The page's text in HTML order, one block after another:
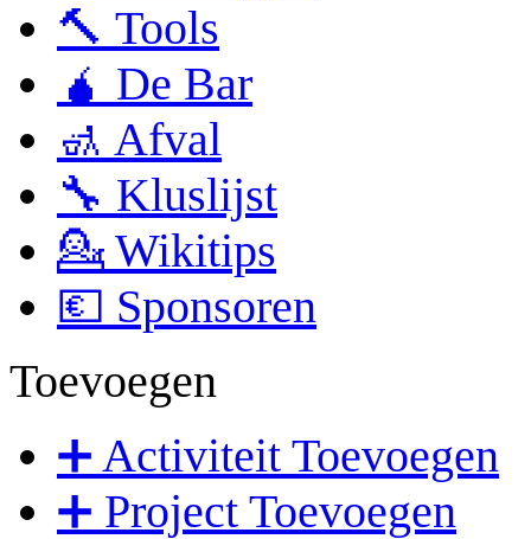
🔨 Tools
🧉 De Bar
🚮 Afval
🔧 Kluslijst
💁 Wikitips
💶 Sponsoren
Toevoegen
➕ Activiteit Toevoegen
➕ Project Toevoegen